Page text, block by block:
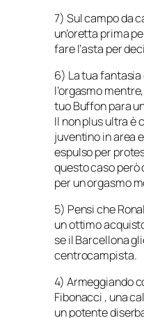
7) Sul campo da
un’oretta prima
fare l’asta per
6) La tua
l’orgasmo
tuo Buffon para
Il non plus ultra è
juventino in area
espulso per
questo caso però
per un orgasmo
5) Pensi che
un ottimo
se il Barcellona
centrocampista.
4) Armeggiando
Fibonacci , una
un potente